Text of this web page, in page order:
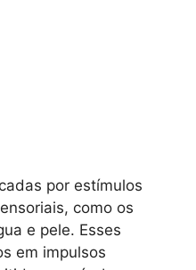
por estímulos
como os
e pele. Esses
em impulsos